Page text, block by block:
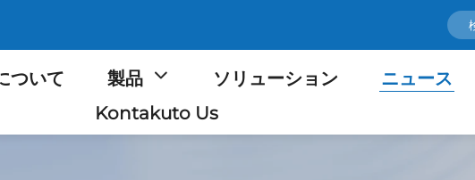
ついて 製品 ソリューション
ニュース
Kontakuto Us